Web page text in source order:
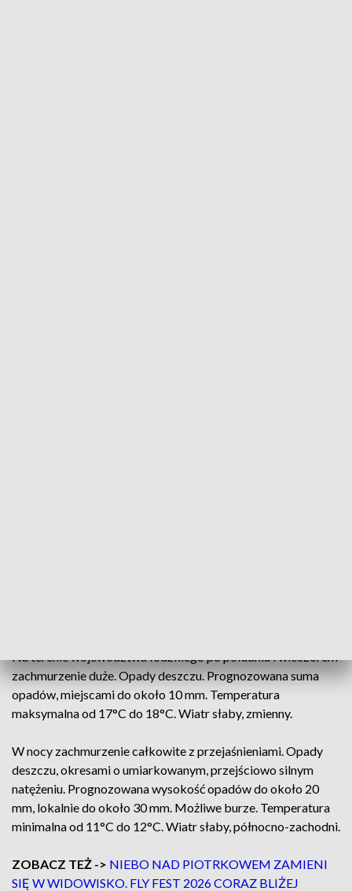
Na terenie województwa łódzkiego po południu i wieczorem
zachmurzenie duże. Opady deszczu. Prognozowana suma
opadów, miejscami do około 10 mm. Temperatura
maksymalna od 17°C do 18°C. Wiatr słaby, zmienny.
W nocy zachmurzenie całkowite z przejaśnieniami. Opady
deszczu, okresami o umiarkowanym, przejściowo silnym
natężeniu. Prognozowana wysokość opadów do około 20
mm, lokalnie do około 30 mm. Możliwe burze. Temperatura
minimalna od 11°C do 12°C. Wiatr słaby, północno-zachodni.
ZOBACZ TEŻ -> NIEBO NAD PIOTRKOWEM ZAMIENI
SIĘ W WIDOWISKO. FLY FEST 2026 CORAZ BLIŻEJ